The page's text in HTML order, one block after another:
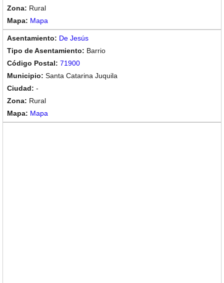
Rural
Mapa
De Jesús
Barrio
71900
Santa Catarina Juquila
-
Rural
Mapa